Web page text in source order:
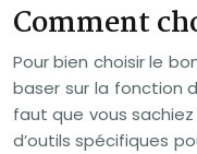
Comment
Pour bien choisir le
baser sur la fonction
faut que vous
d’outils spécifiques